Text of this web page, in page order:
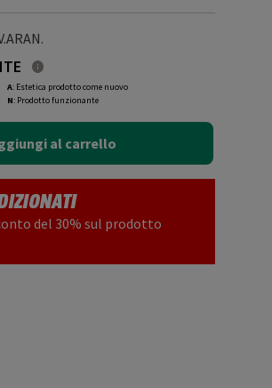
A: Estetica prodotto come nuovo
N: Prodotto funzionante
al carrello
del 30% sul prodotto